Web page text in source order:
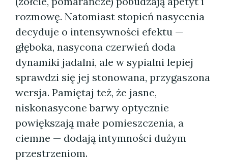
rozmowę. Natomiast stopień nasycenia
decyduje o intensywności efektu —
głęboka, nasycona czerwień doda
dynamiki jadalni, ale w sypialni lepiej
sprawdzi się jej stonowana, przygaszona
wersja. Pamiętaj też, że jasne,
niskonasycone barwy optycznie
powiększają małe pomieszczenia, a
ciemne — dodają intymności dużym
przestrzeniom.